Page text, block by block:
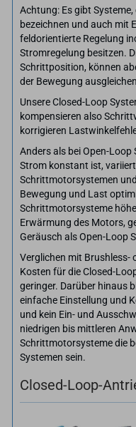
Achtung: Es gibt
bezeichnen und auch mit
feldorientierte Regelung
Stromregelung besitzen.
Schrittposition, können
der Bewegung
Unsere Closed-Loop
kompensieren also
korrigieren
Anders als bei Open-
Strom konstant ist,
Schrittmotorsystemen
Bewegung und Last
Schrittmotorsysteme
Erwärmung des Motors,
Geräusch als Open-Loop
Verglichen mit Brushless-
Kosten für die Closed-
geringer. Darüber hinaus
einfache Einstellung und
und kein Ein- und
niedrigen bis mittleren
Schrittmotorsysteme die
Systemen sein.
Closed-Loop-